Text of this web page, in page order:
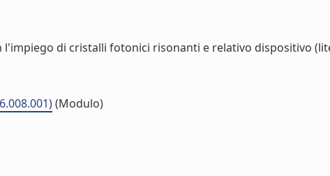
di cristalli fotonici risonanti e relativo dispositivo
(Modulo)